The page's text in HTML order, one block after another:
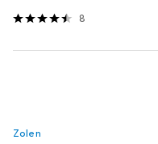
8
Zolen